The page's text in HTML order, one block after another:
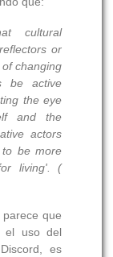
cultural
or
changing
be active
the eye
and the
actors
to be more
living'. (
que
el uso del
es